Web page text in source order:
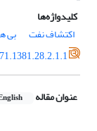
کلیدواژه‌ها
اکتشاف نفت
بی
عنوان مقاله